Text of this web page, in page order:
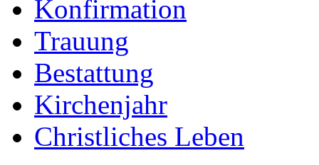
Konfirmation
Trauung
Bestattung
Kirchenjahr
Christliches Leben